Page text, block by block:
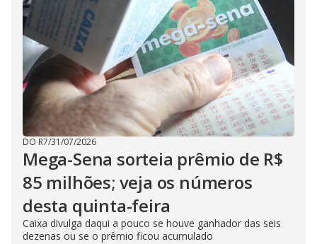
DO R7/31/07/2026
Mega-Sena sorteia prêmio de R$
85 milhões; veja os números
desta quinta-feira
Caixa divulga daqui a pouco se houve ganhador das seis
dezenas ou se o prêmio ficou acumulado